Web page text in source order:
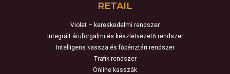
RETAIL
Violet – kereskedelmi rendszer
Integrált áruforgalmi és készletvezető rendszer
Intelligens kassza és főpénztári rendszer
Trafik rendszer
Online kasszák